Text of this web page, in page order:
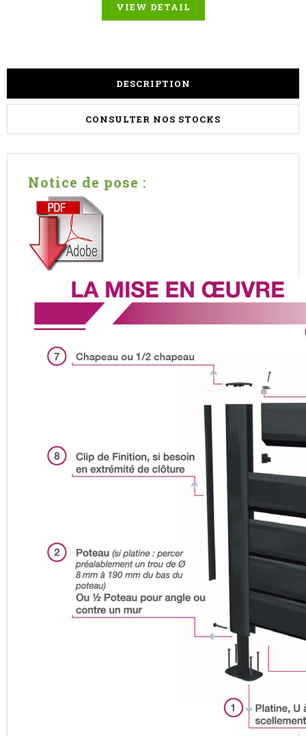
VIEW DETAIL
DESCRIPTION
CONSULTER NOS STOCKS
Notice de pose :